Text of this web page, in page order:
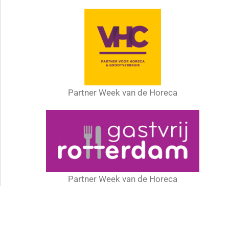
Partner Week van de Horeca
Partner Week van de Horeca